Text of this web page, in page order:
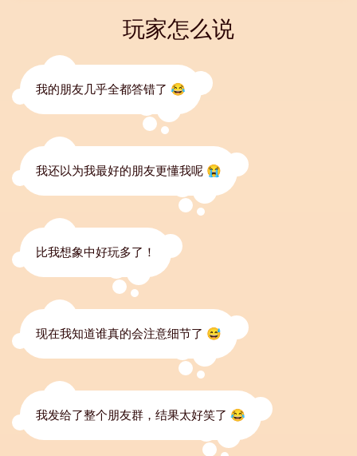
玩家怎么说
我的朋友几乎全都答错了 😂
我还以为我最好的朋友更懂我呢 😭
比我想象中好玩多了！
现在我知道谁真的会注意细节了 😅
我发给了整个朋友群，结果太好笑了 😂